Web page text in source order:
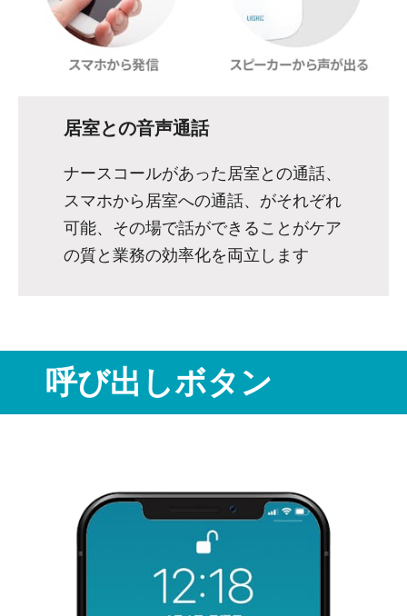
居室との音声通話
ナースコールがあった居室との通話、
スマホから居室への通話、がそれぞれ
可能、その場で話ができることがケア
の質と業務の効率化を両立します
呼び出しボタン